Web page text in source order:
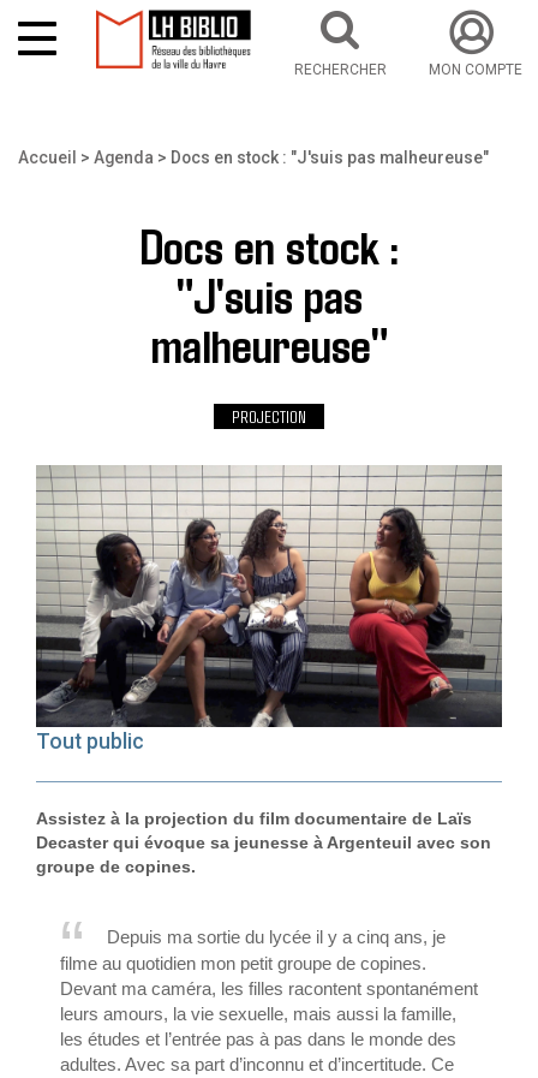
RECHERCHER MON COMPTE
Accueil Agenda Docs en stock : "J'suis pas malheureuse"
Docs en stock :
"J'suis pas
malheureuse"
PROJECTION
Tout public
Assistez à la projection du film documentaire de Laïs
Decaster qui évoque sa jeunesse à Argenteuil avec son
groupe de copines.
Depuis ma sortie du lycée il y a cinq ans, je
filme au quotidien mon petit groupe de copines.
Devant ma caméra, les filles racontent spontanément
leurs amours, la vie sexuelle, mais aussi la famille,
les études et l’entrée pas à pas dans le monde des
adultes. Avec sa part d’inconnu et d’incertitude. Ce